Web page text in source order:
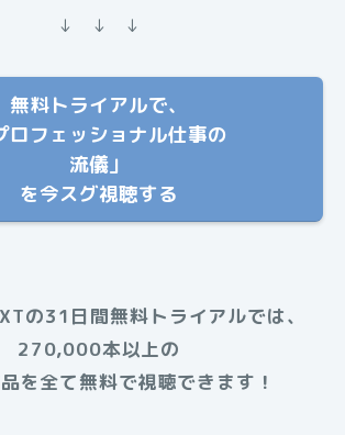
↓ ↓ ↓
無料トライアルで、
ロフェッショナル仕事の
流儀」
を今スグ視聴する
の31日間無料トライアルでは、
270,000本以上の
を全て無料で視聴できます！